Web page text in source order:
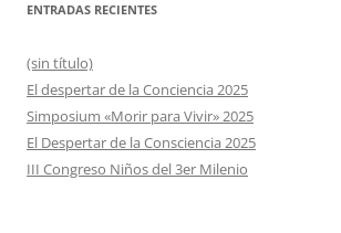
ENTRADAS RECIENTES
(sin título)
El despertar de la Conciencia 2025
Simposium «Morir para Vivir» 2025
El Despertar de la Consciencia 2025
III Congreso Niños del 3er Milenio